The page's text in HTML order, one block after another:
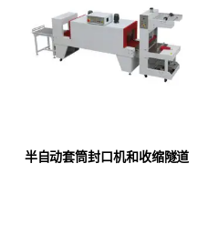
半自动套筒封口机和收缩隧道